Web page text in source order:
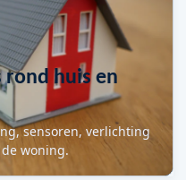
rond huis en
sensoren, verlichting
woning.